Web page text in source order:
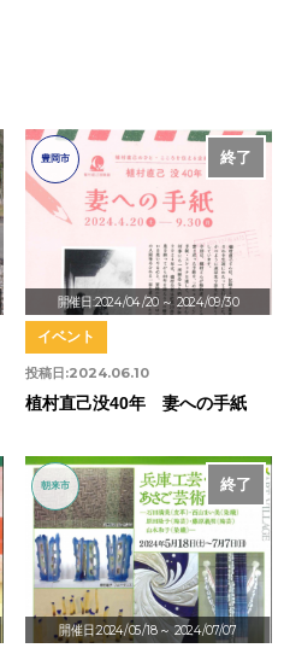
開催日:2024/04/20 ～ 2024/09/30
終了
豊岡市
投稿日:2024.06.10
イベント
植村直己没40年 妻への手紙
開催日:2024/05/18 ～ 2024/07/07
終了
朝来市